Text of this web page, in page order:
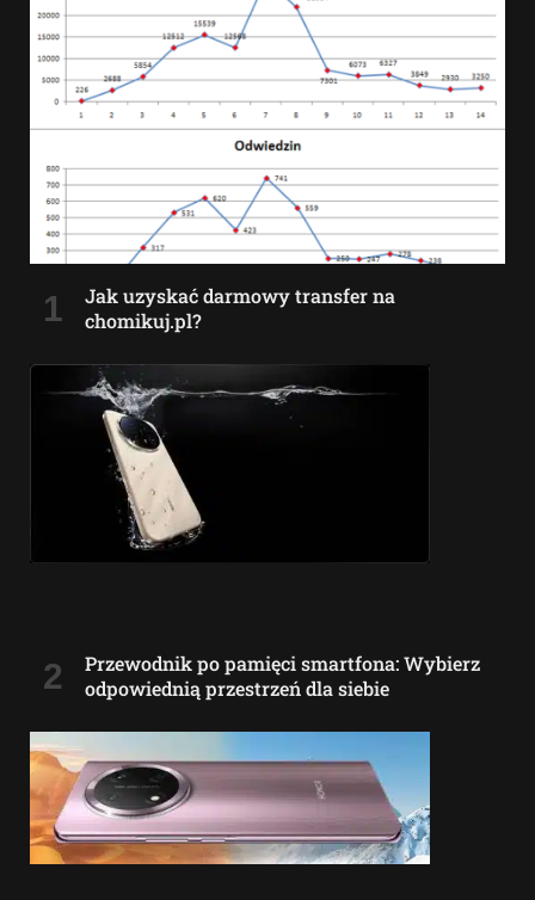
Jak uzyskać darmowy transfer na
chomikuj.pl?
Przewodnik po pamięci smartfona: Wybierz
odpowiednią przestrzeń dla siebie